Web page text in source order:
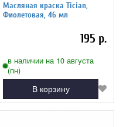
Масляная краска Tician,
Фиолетовая, 46 мл
195 р.
в наличии на 10 августа
(пн)
В корзину